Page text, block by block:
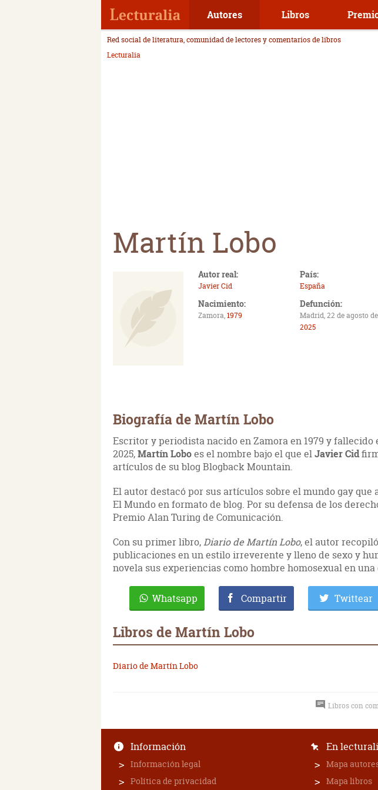
Autores Libros
Red social de literatura, comunidad de lectores y comentarios de libros
Lecturalia
Martín Lobo
Autor real:
Javier Cid
País:
España
Nacimiento:
Zamora,1979
Defunción:
Madrid, 22 de agosto de
2025
Biografía de Martín Lobo
Escritor y periodista nacido en Zamora en 1979 y fallecido
2025,Martín Loboes el nombre bajo el que elJavier Cid
artículos de su blog Blogback Mountain.
El autor destacó por sus artículos sobre el mundo gay
El Mundo en formato de blog. Por su defensa de los
Premio Alan Turing de Comunicación.
Con su primer libro,Diario de Martín Lobo, el autor
publicaciones en un estilo irreverente y lleno de sexo y
novela sus experiencias como hombre homosexual en
Whatsapp Compartir Twittear
Libros de Martín Lobo
Diario de Martín Lobo
Libros con
Información
Información legal
Política de privacidad
En
Mapa
Mapa libros